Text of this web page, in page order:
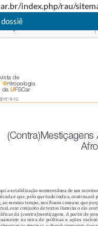
index.php/rau/